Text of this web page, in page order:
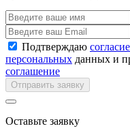
Подтверждаю
персональных данных и
соглашение
Отправить заявку
Оставьте заявку